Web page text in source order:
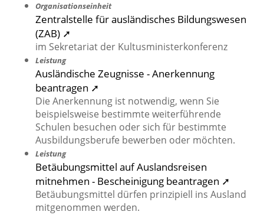
Organisationseinheit
Zentralstelle für ausländisches Bildungswesen
(ZAB) ➚
im Sekretariat der Kultusministerkonferenz
Leistung
Ausländische Zeugnisse - Anerkennung
beantragen ➚
Die Anerkennung ist notwendig, wenn Sie
beispielsweise bestimmte weiterführende
Schulen besuchen oder sich für bestimmte
Ausbildungsberufe bewerben oder möchten.
Leistung
Betäubungsmittel auf Auslandsreisen
mitnehmen - Bescheinigung beantragen ➚
Betäubungsmittel dürfen prinzipiell ins Ausland
mitgenommen werden.